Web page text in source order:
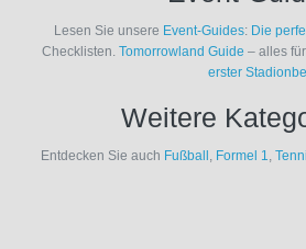
Lesen Sie unsere Event-Guides: Die
Checklisten. Tomorrowland Guide – alles
erster
Weitere
Entdecken Sie auch Fußball Formel 1